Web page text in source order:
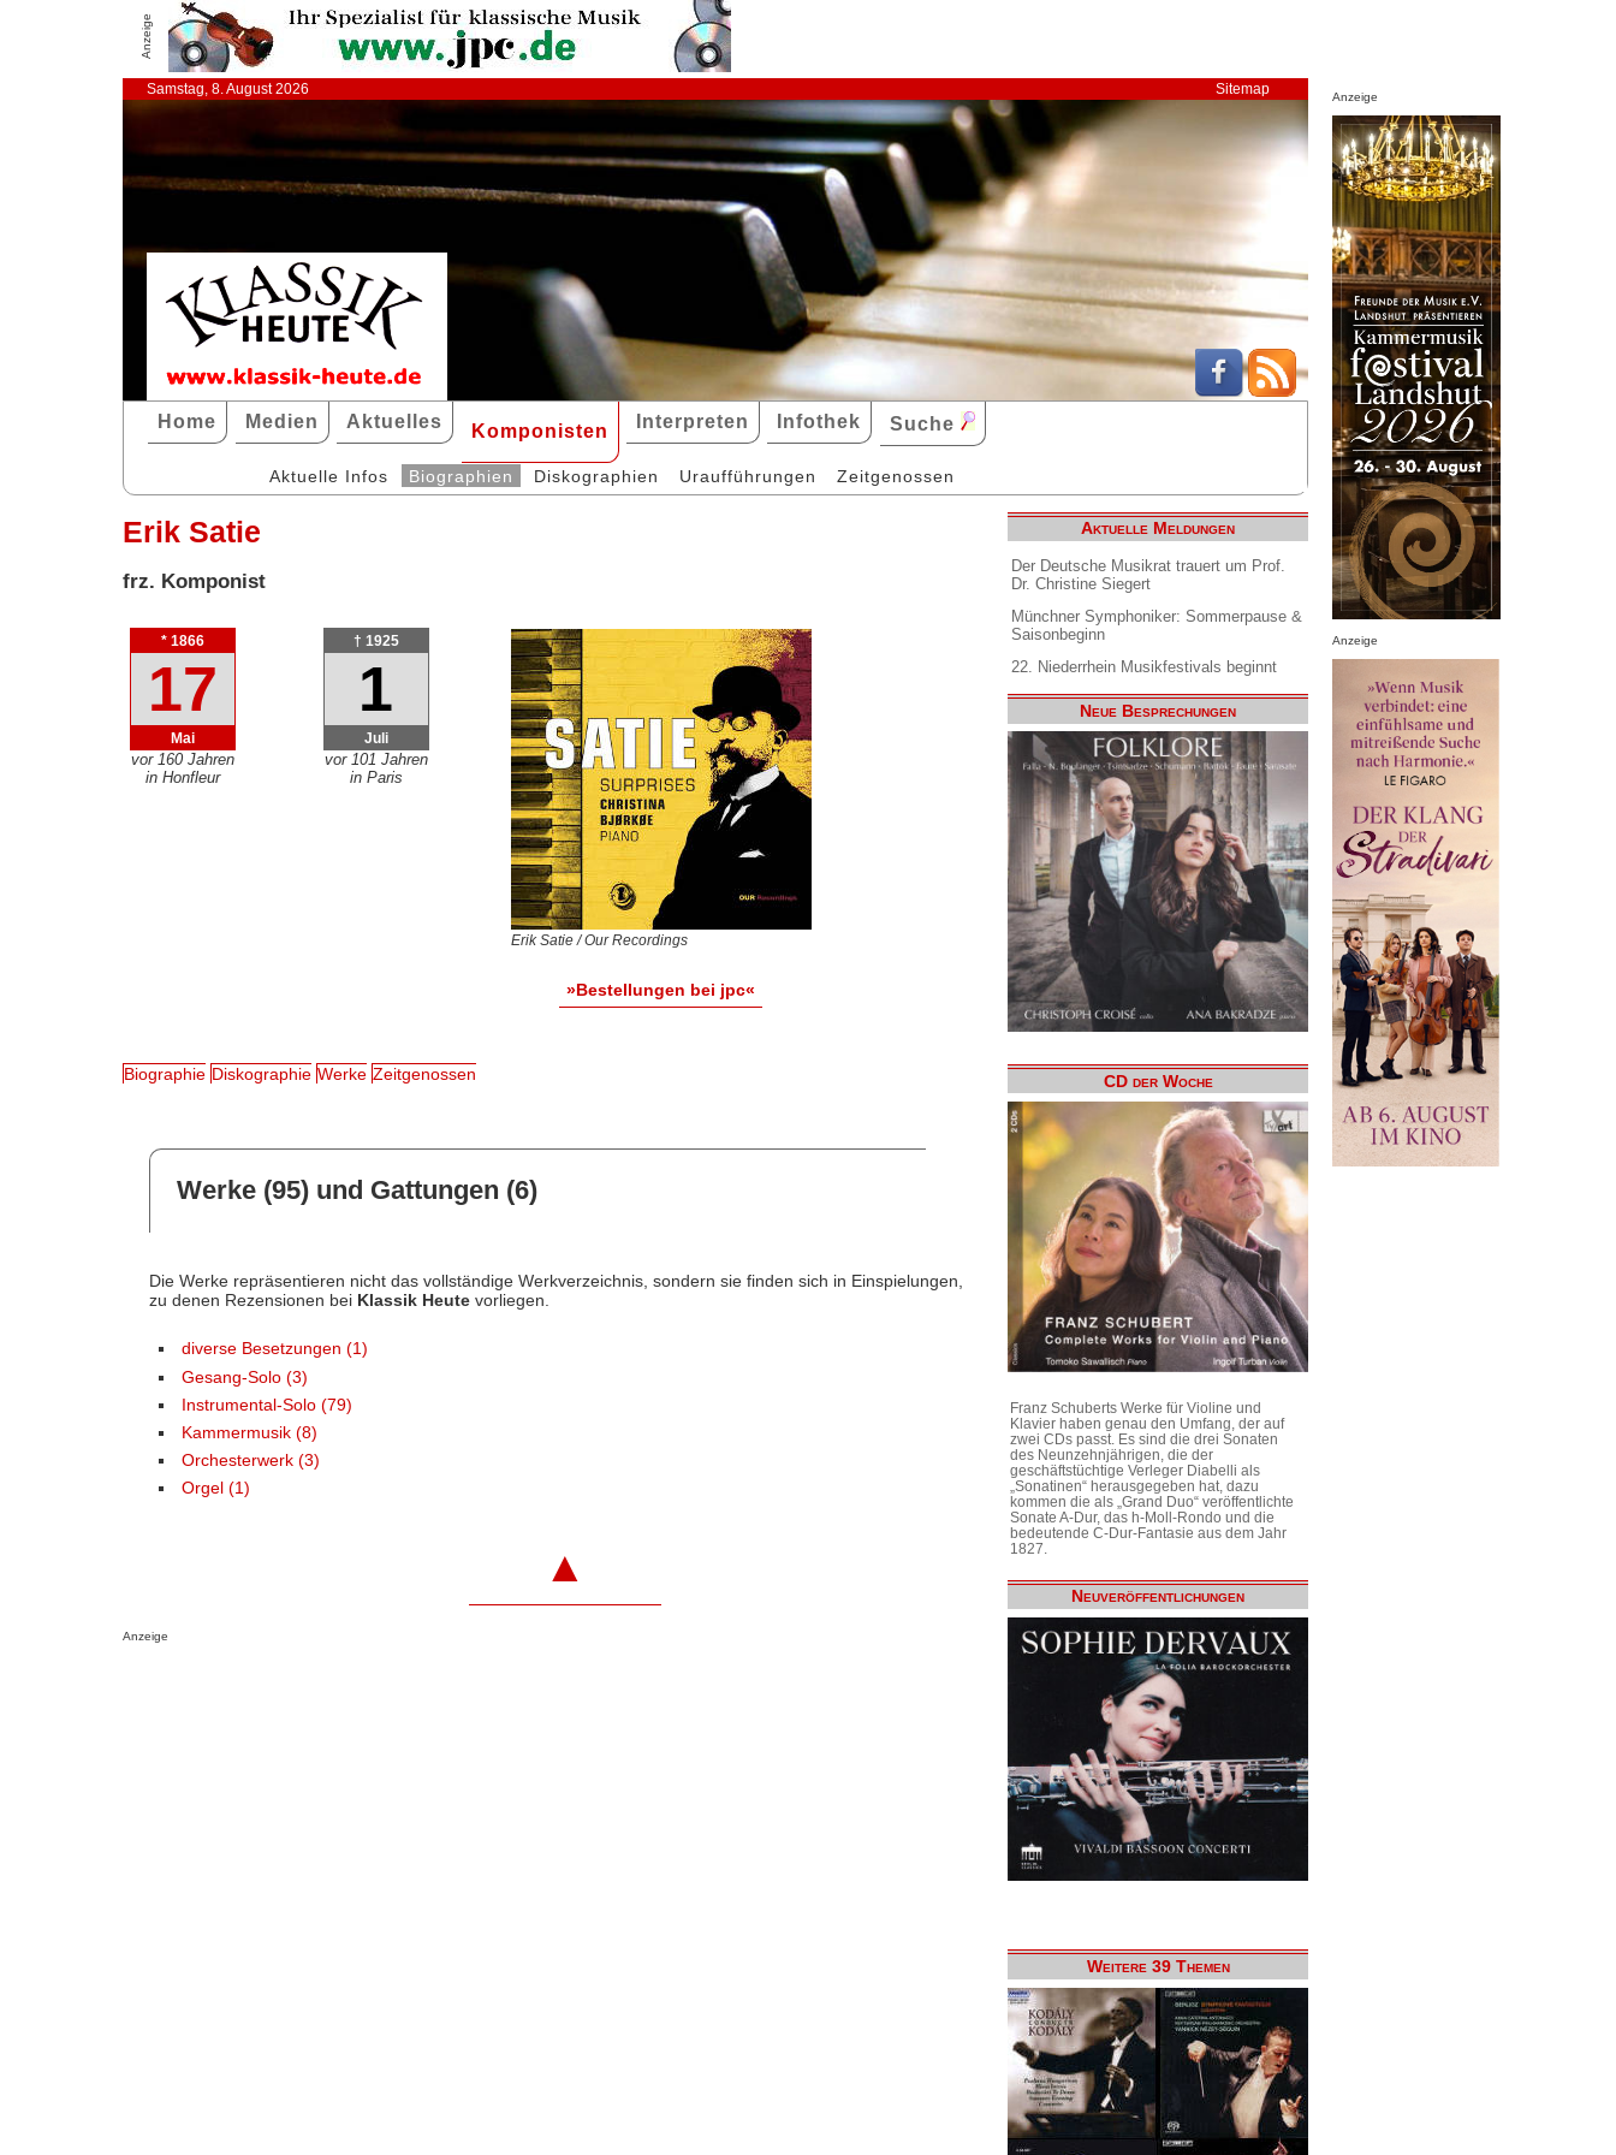
Anzeige
Samstag, 8. August 2026 Sitemap
Home Medien Aktuelles Komponisten Interpreten Infothek Suche
Aktuelle Infos Biographien Diskographien Uraufführungen Zeitgenossen
Erik Satie
frz. Komponist
* 1866
17
Mai
vor 160 Jahren
in Honfleur
† 1925
1
Juli
vor 101 Jahren
in Paris
Erik Satie / Our Recordings
»Bestellungen bei jpc«
Biographie Diskographie Werke Zeitgenossen
Werke (95) und Gattungen (6)
Die Werke repräsentieren nicht das vollständige Werkverzeichnis, sondern sie finden sich in Einspielungen,
zu denen Rezensionen bei Klassik Heutevorliegen.
diverse Besetzungen (1)
Gesang-Solo (3)
Instrumental-Solo (79)
Kammermusik (8)
Orchesterwerk (3)
Orgel (1)
▲
Anzeige
Aktuelle Meldungen
Der Deutsche Musikrat trauert um Prof.
Dr. Christine Siegert
Münchner Symphoniker: Sommerpause &
Saisonbeginn
22. Niederrhein Musikfestivals beginnt
Neue Besprechungen
CD der Woche
Franz Schuberts Werke für Violine und
Klavier haben genau den Umfang, der auf
zwei CDs passt. Es sind die drei Sonaten
des Neunzehnjährigen, die der
geschäftstüchtige Verleger Diabelli als
„Sonatinen“ herausgegeben hat, dazu
kommen die als „Grand Duo“ veröffentlichte
Sonate A-Dur, das h-Moll-Rondo und die
bedeutende C-Dur-Fantasie aus dem Jahr
1827.
Neuveröffentlichungen
Weitere 39 Themen
Anzeige
Anzeige